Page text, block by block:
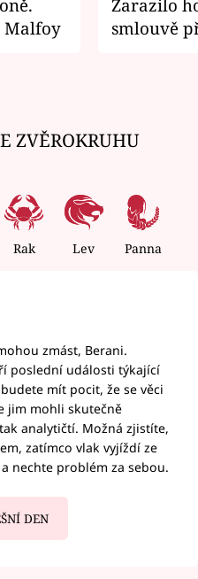
Malfoy
Zarazilo
smlouvě
ZVĚROKRUHU
Rak Lev Panna
zmást, Berani.
poslední události týkající
mít pocit, že se věci
jim mohli skutečně
analytičtí. Možná zjistíte,
zatímco vlak vyjíždí ze
nechte problém za sebou.
DEN